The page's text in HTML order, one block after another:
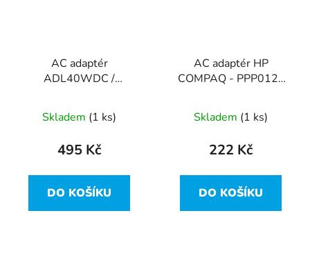
AC adaptér
ADL40WDC /
5,2V / 2A z Lenovo
Yoga 3 14
Skladem (1 ks)
495 Kč
DO KOŠÍKU
AC adaptér HP
COMPAQ - PPP012L
4.9A / 239705-001
Skladem (1 ks)
222 Kč
DO KOŠÍKU